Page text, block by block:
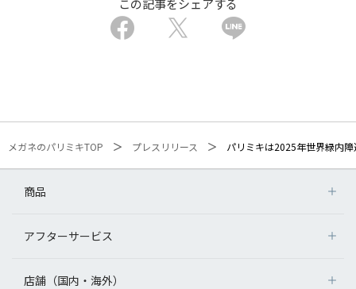
この記事をシェアする
メガネのパリミキTOP プレスリリース パリミキは2025年世界緑内
商品
アフターサービス
店舗（国内・海外）